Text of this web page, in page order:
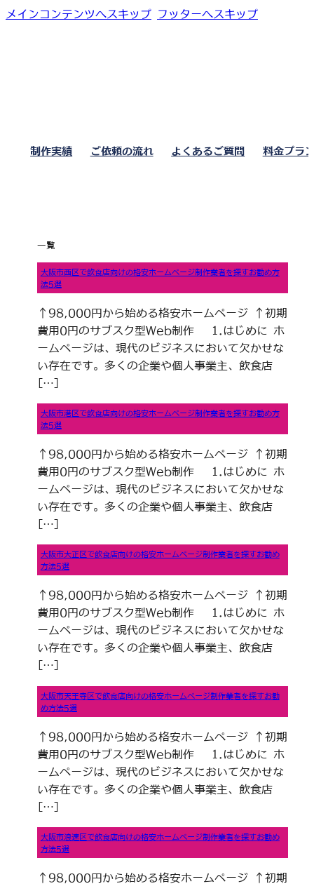
メインコンテンツへスキップ フッターへスキップ
制作実績 ご依頼の流れ よくあるご質問 料金プラ
一覧
大阪市西区で飲食店向けの格安ホームページ制作業者を探すお勧め方
法5選
↑98,000円から始める格安ホームページ ↑初期
費用0円のサブスク型Web制作 1.はじめに ホ
ームページは、現代のビジネスにおいて欠かせな
い存在です。多くの企業や個人事業主、飲食店
[…]
大阪市港区で飲食店向けの格安ホームページ制作業者を探すお勧め方
法5選
↑98,000円から始める格安ホームページ ↑初期
費用0円のサブスク型Web制作 1.はじめに ホ
ームページは、現代のビジネスにおいて欠かせな
い存在です。多くの企業や個人事業主、飲食店
[…]
大阪市大正区で飲食店向けの格安ホームページ制作業者を探すお勧め
方法5選
↑98,000円から始める格安ホームページ ↑初期
費用0円のサブスク型Web制作 1.はじめに ホ
ームページは、現代のビジネスにおいて欠かせな
い存在です。多くの企業や個人事業主、飲食店
[…]
大阪市天王寺区で飲食店向けの格安ホームページ制作業者を探すお勧
め方法5選
↑98,000円から始める格安ホームページ ↑初期
費用0円のサブスク型Web制作 1.はじめに ホ
ームページは、現代のビジネスにおいて欠かせな
い存在です。多くの企業や個人事業主、飲食店
[…]
大阪市浪速区で飲食店向けの格安ホームページ制作業者を探すお勧め
方法5選
↑98,000円から始める格安ホームページ ↑初期